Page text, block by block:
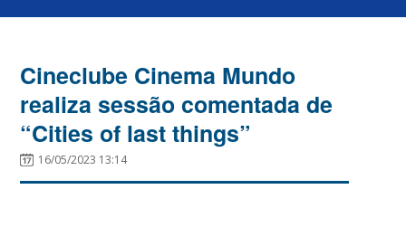
Cineclube Cinema Mundo
realiza sessão comentada de
“Cities of last things”
16/05/2023 13:14